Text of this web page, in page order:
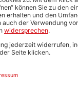
ALLGEMEIN
FAQs
Impressum